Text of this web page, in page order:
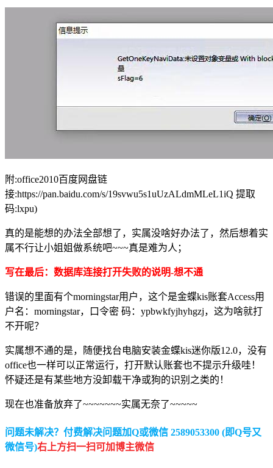
附:office2010百度网盘链
接:https://pan.baidu.com/s/19svwu5s1uUzALdmMLeL1iQ 提取
码:lxpu)
真的是能想的办法全部想了，实属没啥好办法了，然后想着实
属不行让小姐姐做系统吧~~~真是难为人；
写在最后：数据库连接打开失败的说明-想不通
错误的里面有个morningstar用户，这个是金蝶kis账套Access用
户名：morningstar，口令密 码：ypbwkfyjhyhgzj，这为啥就打
不开呢？
实属想不通的是，随便找台电脑安装金蝶kis迷你版12.0，没有
office也一样可以正常运行，打开默认账套也不提示升级哇！
怀疑还是有某些地方没卸载干净或狗的识别之类的！
现在也准备放弃了~~~~~~~实属无奈了~~~~~
问题未解决？付费解决问题加Q或微信 2589053300 (即Q号又
微信号)右上方扫一扫可加博主微信